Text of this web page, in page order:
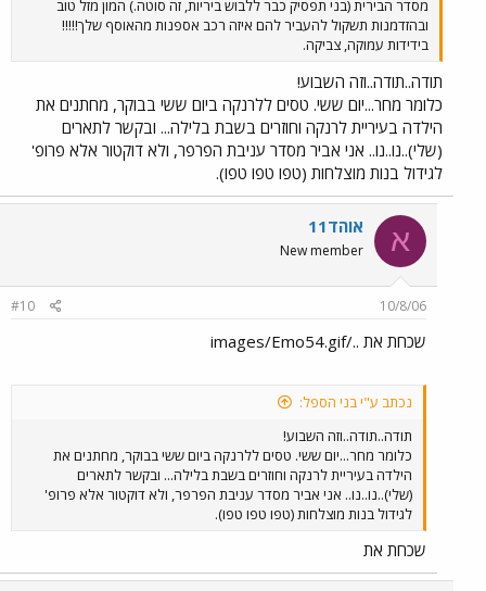
מסדר הבירית (בני תפסיק כבר ללבוש ביריות, זה סוטה.) המון מזל טוב
ובהזדמנות תשקול להעביר להם איזה רכב אספנות מהאוסף שלך!!!!!
בידידות עמוקה, צביקה.
תודה..תודה..וזה השבוע!
כלומר מחר...יום ששי. טסים ללרנקה ביום ששי בבוקר, מחתנים את
הילדה בעיריית לרנקה וחוזרים בשבת בלילה... ובקשר לתארים
(שלי)..נו..נו.. אני אביר מסדר עניבת הפרפר, ולא דוקטור אלא פרופ'
לגידול בנות מוצלחות (טפו טפו טפו).
א אוהד11
New member
10/8/06
#10
שכחת את ../images/Emo54.gif
נכתב ע"י בני הספל:
תודה..תודה..וזה השבוע!
כלומר מחר...יום ששי. טסים ללרנקה ביום ששי בבוקר, מחתנים את
הילדה בעיריית לרנקה וחוזרים בשבת בלילה... ובקשר לתארים
(שלי)..נו..נו.. אני אביר מסדר עניבת הפרפר, ולא דוקטור אלא פרופ'
לגידול בנות מוצלחות (טפו טפו טפו).
שכחת את